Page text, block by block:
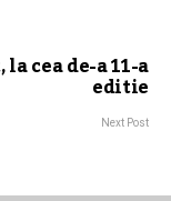
cea de-a 11-a
editie
Next Post